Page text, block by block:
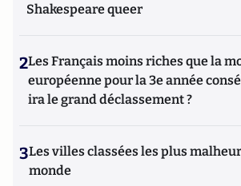
Shakespeare queer
2Les Français moins riches que la
européenne pour la 3e année
ira le grand déclassement ?
3Les villes classées les plus
monde